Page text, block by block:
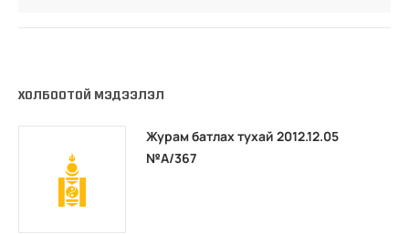
ХОЛБООТОЙ МЭДЭЭЛЭЛ
Журам батлах тухай 2012.12.05
№А/367